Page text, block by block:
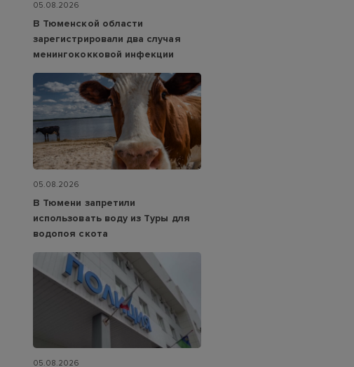
05.08.2026
В Тюменской области
зарегистрировали два случая
менингококковой инфекции
05.08.2026
В Тюмени запретили
использовать воду из Туры для
водопоя скота
05.08.2026